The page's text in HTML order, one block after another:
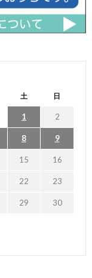
土 日
1 2
8 9
15 16
22 23
29 30